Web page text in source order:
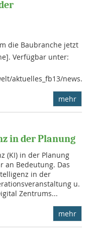
die Baubranche jetzt
Verfügbar unter:
aktuelles_fb13/news...
mehr
in der Planung
(KI) in der Planung
an Bedeutung. Das
in der
u.
Zentrums...
mehr